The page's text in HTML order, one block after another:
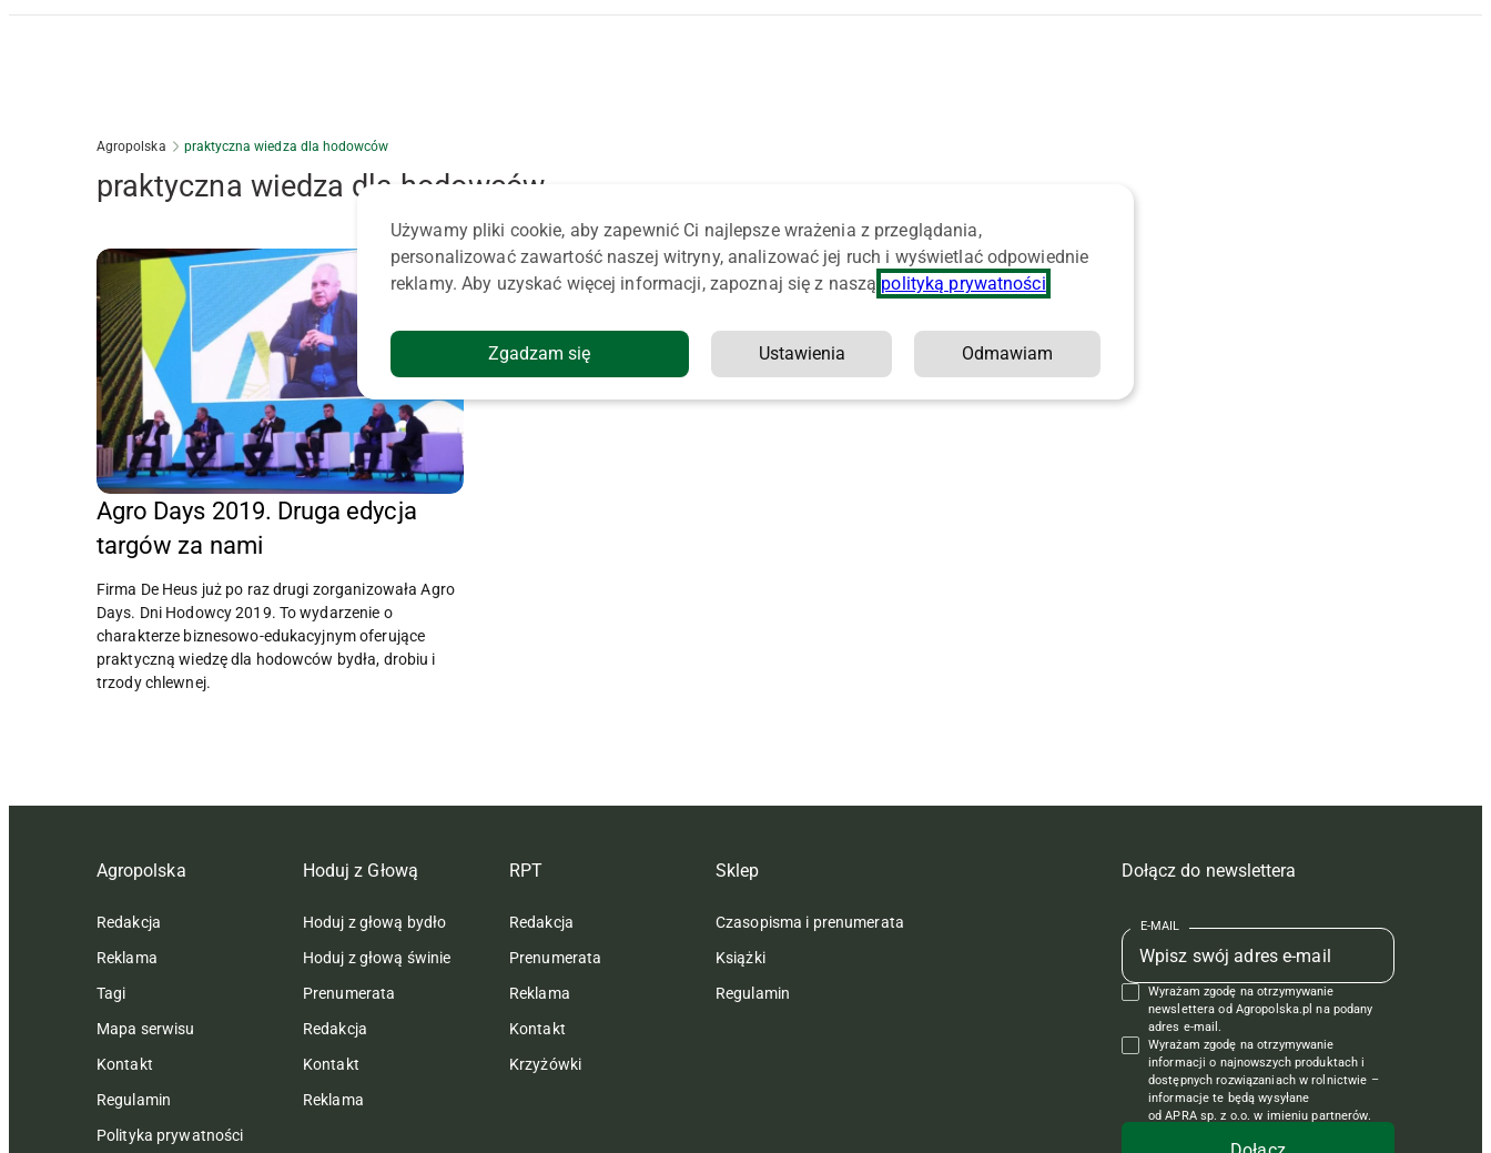
Agropolska praktyczna wiedza dla hodowców
praktyczna wiedza dla hodowców
Agro Days 2019. Druga edycja
targów za nami
Firma De Heus już po raz drugi zorganizowała Agro
Days. Dni Hodowcy 2019. To wydarzenie o
charakterze biznesowo-edukacyjnym oferujące
praktyczną wiedzę dla hodowców bydła, drobiu i
trzody chlewnej.
Agropolska
Redakcja
Reklama
Tagi
Mapa serwisu
Kontakt
Regulamin
Polityka prywatności
Hoduj z Głową
Hoduj z głową bydło
Hoduj z głową świnie
Prenumerata
Redakcja
Kontakt
Reklama
RPT
Redakcja
Prenumerata
Reklama
Kontakt
Krzyżówki
Sklep
Czasopisma i prenumerata
Książki
Regulamin
Dołącz do newslettera
E-MAIL
Wyrażam zgodę na otrzymywanie
newslettera od Agropolska.pl na podany
adres e-mail.
Wyrażam zgodę na otrzymywanie
informacji o najnowszych produktach i
dostępnych rozwiązaniach w rolnictwie –
informacje te będą wysyłane
od APRA sp. z o.o. w imieniu partnerów.
Używamy pliki cookie, aby zapewnić Ci najlepsze wrażenia z przeglądania,
personalizować zawartość naszej witryny, analizować jej ruch i wyświetlać odpowiednie
reklamy. Aby uzyskać więcej informacji, zapoznaj się z naszą polityką prywatności
Zgadzam się Ustawienia Odmawiam